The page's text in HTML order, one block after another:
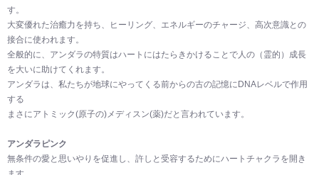
す。
大変優れた治癒力を持ち、ヒーリング、エネルギーのチャージ、高次意識との
接合に使われます。
全般的に、アンダラの特質はハートにはたらきかけることで人の（霊的）成長
を大いに助けてくれます。
アンダラは、私たちが地球にやってくる前からの古の記憶にDNAレベルで作用
する
まさにアトミック(原子の)メディスン(薬)だと言われています。
アンダラピンク
無条件の愛と思いやりを促進し、許しと受容するためにハートチャクラを開き